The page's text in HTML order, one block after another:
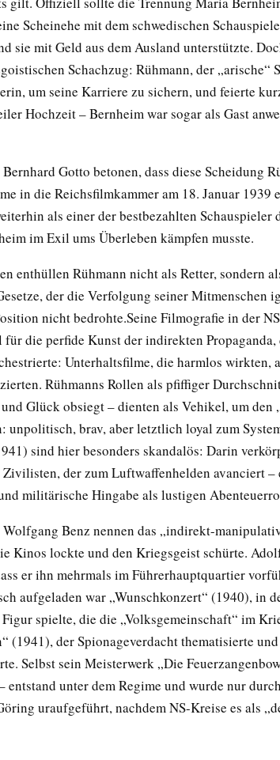
Scheinehe mit dem schwedischen
sie mit Geld aus dem Ausland unterstützte.
Schachzug: Rühmann, der „arische“
um seine Karriere zu sichern, und feierte
Hochzeit – Bernheim war sogar als Gast
Gotto betonen, dass diese Scheidung
in die Reichsfilmkammer am 18. Januar 1939
als einer der bestbezahlten Schauspieler
im Exil ums Überleben kämpfen musste.
enthüllen Rühmann nicht als Retter, sondern
der die Verfolgung seiner Mitmenschen
nicht bedrohte.Seine Filmografie in der
für die perfide Kunst der indirekten Propaganda,
Unterhaltsfilme, die harmlos wirkten,
Rühmanns Rollen als pfiffiger
Glück obsiegt – dienten als Vehikel, um den
unpolitisch, brav, aber letztlich loyal zum
sind hier besonders skandalös: Darin
der zum Luftwaffenhelden avanciert –
militärische Hingabe als lustigen
Benz nennen das „indirekt-
Kinos lockte und den Kriegsgeist schürte.
er ihn mehrmals im Führerhauptquartier
aufgeladen war „Wunschkonzert“ (1940), in
spielte, die die „Volksgemeinschaft“ im
(1941), der Spionageverdacht thematisierte
Selbst sein Meisterwerk „Die
entstand unter dem Regime und wurde nur
uraufgeführt, nachdem NS-Kreise es als